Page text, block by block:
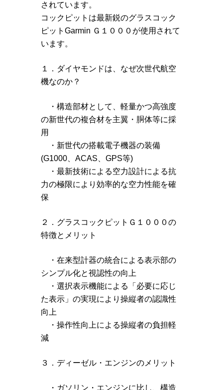
されています。
コックピットは最新鋭のグラスコック
ピットGarmin Ｇ１０００が使用されて
います。
１．ダイヤモンドは、なぜ次世代航空
機なのか？
・構造部材として、軽量かつ高強度
の新世代の複合材を主翼・胴体等に採
用
・新世代の搭載電子機器の装備
(G1000、ACAS、GPS等)
・最新技術による空力設計による抗
力の極限により効率的な空力性能を確
保
２．グラスコックピットＧ１０００の
特徴とメリット
・在来型計器の統合による表示部の
シンプル化と視認性の向上
・選択表示機能による「必要に応じ
た表示」の実現により操縦者の認識性
向上
・操作性向上による操縦者の負担軽
減
３．ディーゼル・エンジンのメリット
・ガソリン・エンジンに比し、構造